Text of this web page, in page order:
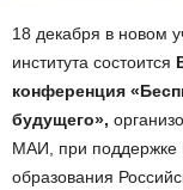
18 декабря в новом
института состоится
конференция
будущего»,
МАИ, при поддержке
образования